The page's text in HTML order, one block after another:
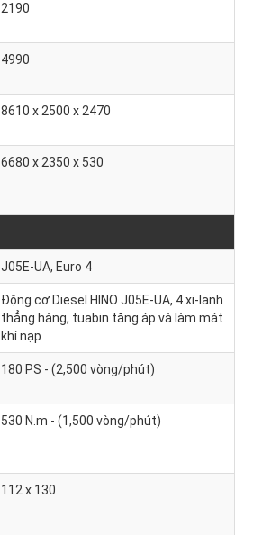
2190
4990
8610 x 2500 x 2470
6680 x 2350 x 530
J05E-UA, Euro 4
Động cơ Diesel HINO J05E-UA, 4 xi-lanh
thẳng hàng, tuabin tăng áp và làm mát
khí nạp
180 PS - (2,500 vòng/phút)
530 N.m - (1,500 vòng/phút)
112 x 130